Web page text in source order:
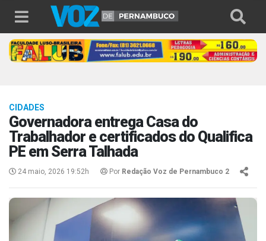
CIDADES
Governadora entrega Casa do
Trabalhador e certificados do Qualifica
PE em Serra Talhada
24 maio, 2026 19:52h Por Redação Voz de Pernambuco 2